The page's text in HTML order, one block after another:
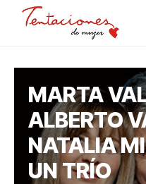
MARTA
ALBERTO
NATALIA
UN TRÍO